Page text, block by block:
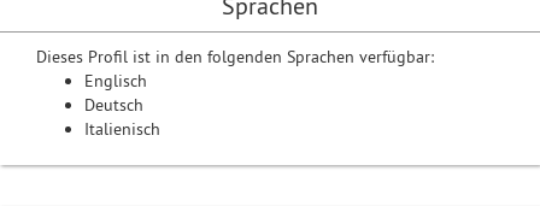
Dieses Profil ist in den folgenden Sprachen verfügbar:
Englisch
Deutsch
Italienisch